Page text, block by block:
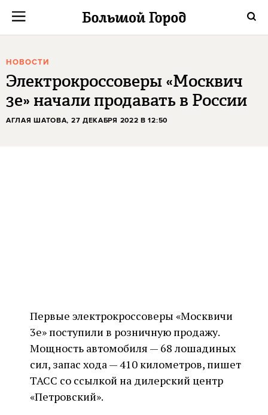
НОВОСТИ
Электрокроссоверы «Москвич
3е» начали продавать в России
АГЛАЯ ШАТОВА, 27 ДЕКАБРЯ 2022 В 12:50
Первые электрокроссоверы «Москвичи
3е» поступили в розничную продажу.
Мощность автомобиля — 68 лошадиных
сил, запас хода — 410 километров, пишет
ТАСС со ссылкой на дилерский центр
«Петровский».